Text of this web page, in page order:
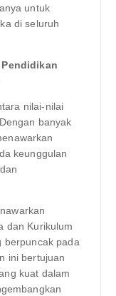
untuk
di seluruh
nilai-nilai
banyak
keunggulan
dan Kurikulum
berpuncak pada
ini bertujuan
kuat dalam